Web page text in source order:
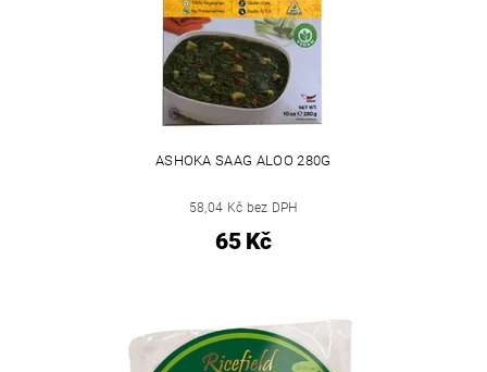
ASHOKA SAAG ALOO 280G
58,04 Kč bez DPH
65 Kč